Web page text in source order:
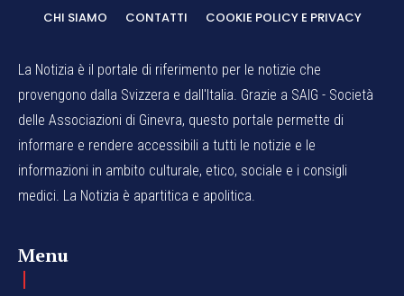
CHI SIAMO CONTATTI COOKIE POLICY E PRIVACY
La Notizia è il portale di riferimento per le notizie che
provengono dalla Svizzera e dall'Italia. Grazie a SAIG - Società
delle Associazioni di Ginevra, questo portale permette di
informare e rendere accessibili a tutti le notizie e le
informazioni in ambito culturale, etico, sociale e i consigli
medici. La Notizia è apartitica e apolitica.
Menu